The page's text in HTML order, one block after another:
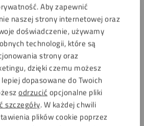
Aby zapewnić
naszej strony internetowej oraz
doświadczenie, używamy
technologii, które są
strony oraz
dzięki czemu możesz
dopasowane do Twoich
odrzucić opcjonalne pliki
szczegóły. W każdej chwili
plików cookie poprzez